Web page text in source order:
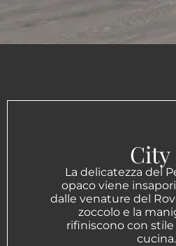
City
La delicatezza del
opaco viene
dalle venature del
zoccolo e la
rifiniscono con
cucina.